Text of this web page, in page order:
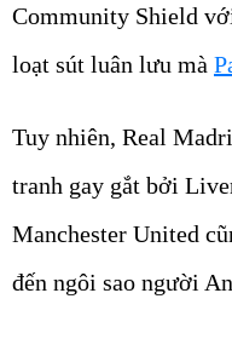
Community Shield
loạt sút luân lưu mà
Tuy nhiên, Real
tranh gay gắt bởi
Manchester United
đến ngôi sao người